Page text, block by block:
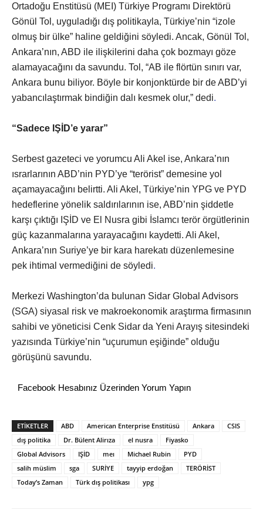
Ortadoğu Enstitüsü (MEI) Türkiye Programı Direktörü
Gönül Tol, uyguladığı dış politikayla, Türkiye’nin “izole
olmuş bir ülke” haline geldiğini söyledi. Ancak, Gönül Tol,
Ankara’nın, ABD ile ilişkilerini daha çok bozmayı göze
alamayacağını da savundu. Tol, “AB ile flörtün sınırı var,
Ankara bunu biliyor. Böyle bir konjonktürde bir de ABD’yi
yabancılaştırmak bindiğin dalı kesmek olur,” dedi.
“Sadece IŞİD’e yarar”
Serbest gazeteci ve yorumcu Ali Akel ise, Ankara’nın
ısrarlarının ABD’nin PYD’ye “terörist” demesine yol
açamayacağını belirtti. Ali Akel, Türkiye’nin YPG ve PYD
hedeflerine yönelik saldırılarının ise, ABD’nin şiddetle
karşı çıktığı IŞİD ve El Nusra gibi İslamcı terör örgütlerinin
güç kazanmalarına yarayacağını kaydetti. Ali Akel,
Ankara’nın Suriye’ye bir kara harekatı düzenlemesine
pek ihtimal vermediğini de söyledi.
Merkezi Washington’da bulunan Sidar Global Advisors
(SGA) siyasal risk ve makroekonomik araştırma firmasının
sahibi ve yöneticisi Cenk Sidar da Yeni Arayış sitesindeki
yazısında Türkiye’nin “uçurumun eşiğinde” olduğu
görüşünü savundu.
Facebook Hesabınız Üzerinden Yorum Yapın
ETİKETLER ABD American Enterprise Enstitüsü Ankara
CSIS
dış politika
Dr. Bülent Alirıza el nusra
Fiyasko
Global Advisors
IŞİD meı Michael Rubin
PYD
salih müslim
sga SURİYE tayyip erdoğan
TERÖRİST
Today’s Zaman
Türk dış politikası ypg